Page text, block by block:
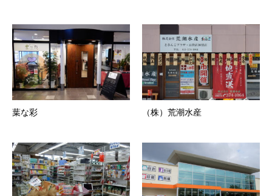
葉な彩 （株）荒潮水産